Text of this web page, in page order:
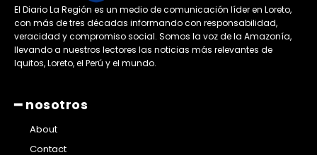
El Diario La Región es un medio de comunicación líder en Loreto,
con más de tres décadas informando con responsabilidad,
veracidad y compromiso social. Somos la voz de la Amazonía,
llevando a nuestros lectores las noticias más relevantes de
Iquitos, Loreto, el Perú y el mundo.
━ nosotros
About
Contact